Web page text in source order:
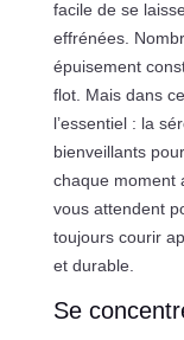
facile de se
effrénées.
épuisement
flot. Mais dans
l’essentiel : la
bienveillants
chaque moment
vous attendent
toujours courir
et durable.
Se